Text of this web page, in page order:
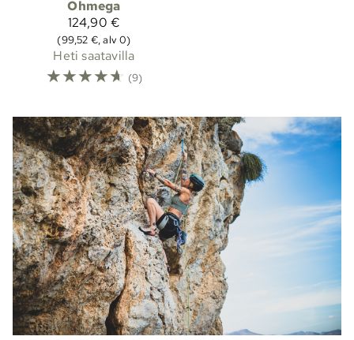
Ohmega
124,90 €
(99,52 €, alv 0)
Heti saatavilla
☆☆☆☆☆ (9)